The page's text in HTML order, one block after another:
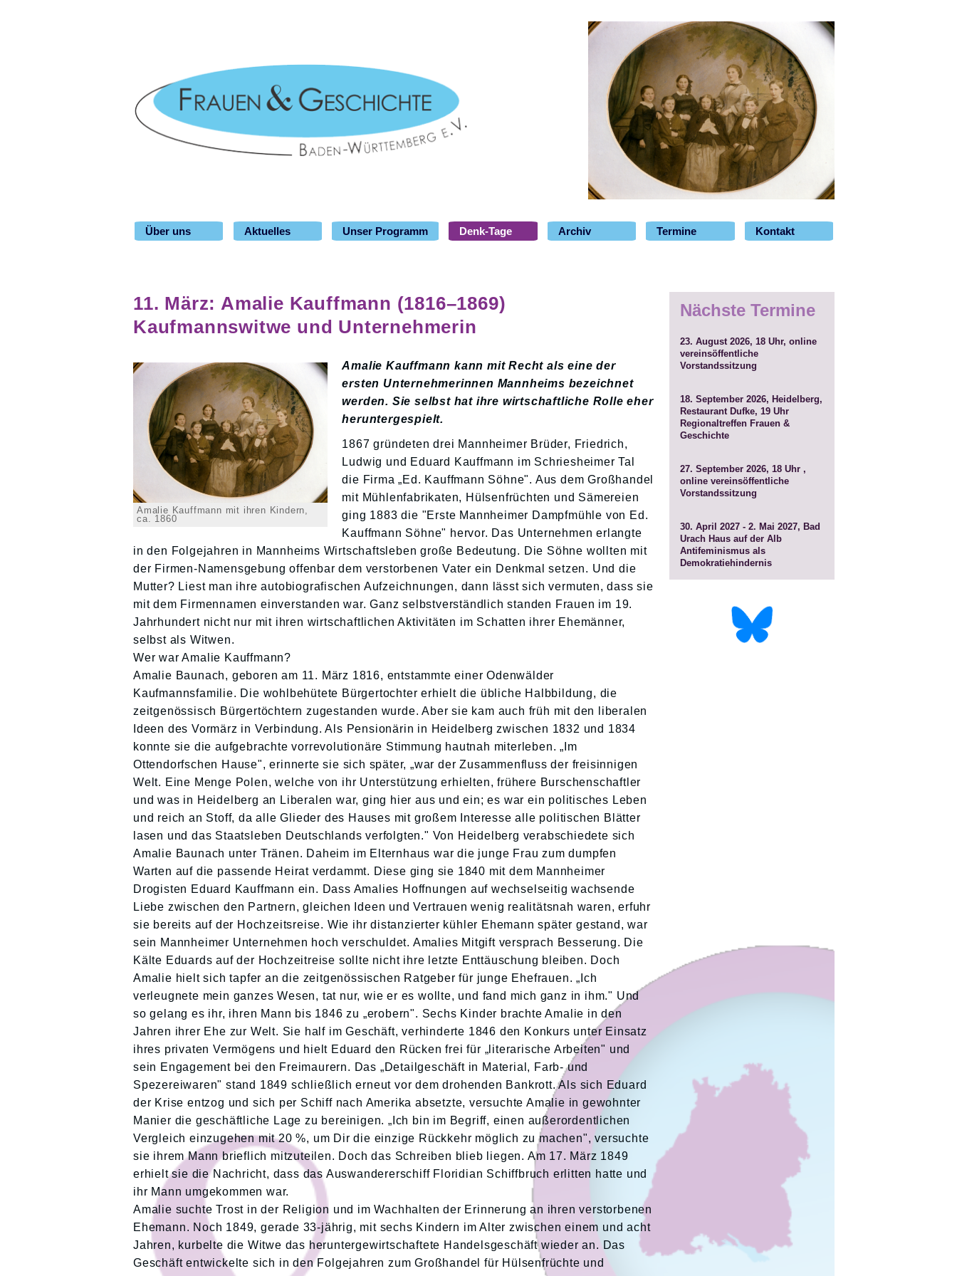
Über uns Aktuelles Unser Programm Denk-Tage Archiv Termine Kontakt
11. März: Amalie Kauffmann (1816–1869)
Kaufmannswitwe und Unternehmerin
Amalie Kauffmann mit ihren Kindern,
ca. 1860
Amalie Kauffmann kann mit Recht als eine der
ersten Unternehmerinnen Mannheims bezeichnet
werden. Sie selbst hat ihre wirtschaftliche Rolle eher
heruntergespielt.
1867 gründeten drei Mannheimer Brüder, Friedrich,
Ludwig und Eduard Kauffmann im Schriesheimer Tal
die Firma „Ed. Kauffmann Söhne". Aus dem Großhandel
mit Mühlenfabrikaten, Hülsenfrüchten und Sämereien
ging 1883 die "Erste Mannheimer Dampfmühle von Ed.
Kauffmann Söhne" hervor. Das Unternehmen erlangte
in den Folgejahren in Mannheims Wirtschaftsleben große Bedeutung. Die Söhne wollten mit
der Firmen-Namensgebung offenbar dem verstorbenen Vater ein Denkmal setzen. Und die
Mutter? Liest man ihre autobiografischen Aufzeichnungen, dann lässt sich vermuten, dass sie
mit dem Firmennamen einverstanden war. Ganz selbstverständlich standen Frauen im 19.
Jahrhundert nicht nur mit ihren wirtschaftlichen Aktivitäten im Schatten ihrer Ehemänner,
selbst als Witwen.
Wer war Amalie Kauffmann?
Amalie Baunach, geboren am 11. März 1816, entstammte einer Odenwälder
Kaufmannsfamilie. Die wohlbehütete Bürgertochter erhielt die übliche Halbbildung, die
zeitgenössisch Bürgertöchtern zugestanden wurde. Aber sie kam auch früh mit den liberalen
Ideen des Vormärz in Verbindung. Als Pensionärin in Heidelberg zwischen 1832 und 1834
konnte sie die aufgebrachte vorrevolutionäre Stimmung hautnah miterleben. „Im
Ottendorfschen Hause", erinnerte sie sich später, „war der Zusammenfluss der freisinnigen
Welt. Eine Menge Polen, welche von ihr Unterstützung erhielten, frühere Burschenschaftler
und was in Heidelberg an Liberalen war, ging hier aus und ein; es war ein politisches Leben
und reich an Stoff, da alle Glieder des Hauses mit großem Interesse alle politischen Blätter
lasen und das Staatsleben Deutschlands verfolgten." Von Heidelberg verabschiedete sich
Amalie Baunach unter Tränen. Daheim im Elternhaus war die junge Frau zum dumpfen
Warten auf die passende Heirat verdammt. Diese ging sie 1840 mit dem Mannheimer
Drogisten Eduard Kauffmann ein. Dass Amalies Hoffnungen auf wechselseitig wachsende
Liebe zwischen den Partnern, gleichen Ideen und Vertrauen wenig realitätsnah waren, erfuhr
sie bereits auf der Hochzeitsreise. Wie ihr distanzierter kühler Ehemann später gestand, war
sein Mannheimer Unternehmen hoch verschuldet. Amalies Mitgift versprach Besserung. Die
Kälte Eduards auf der Hochzeitreise sollte nicht ihre letzte Enttäuschung bleiben. Doch
Amalie hielt sich tapfer an die zeitgenössischen Ratgeber für junge Ehefrauen. „Ich
verleugnete mein ganzes Wesen, tat nur, wie er es wollte, und fand mich ganz in ihm." Und
so gelang es ihr, ihren Mann bis 1846 zu „erobern". Sechs Kinder brachte Amalie in den
Jahren ihrer Ehe zur Welt. Sie half im Geschäft, verhinderte 1846 den Konkurs unter Einsatz
ihres privaten Vermögens und hielt Eduard den Rücken frei für „literarische Arbeiten" und
sein Engagement bei den Freimaurern. Das „Detailgeschäft in Material, Farb- und
Spezereiwaren" stand 1849 schließlich erneut vor dem drohenden Bankrott. Als sich Eduard
der Krise entzog und sich per Schiff nach Amerika absetzte, versuchte Amalie in gewohnter
Manier die geschäftliche Lage zu bereinigen. „Ich bin im Begriff, einen außerordentlichen
Vergleich einzugehen mit 20 %, um Dir die einzige Rückkehr möglich zu machen", versuchte
sie ihrem Mann brieflich mitzuteilen. Doch das Schreiben blieb liegen. Am 17. März 1849
erhielt sie die Nachricht, dass das Auswandererschiff Floridian Schiffbruch erlitten hatte und
ihr Mann umgekommen war.
Amalie suchte Trost in der Religion und im Wachhalten der Erinnerung an ihren verstorbenen
Ehemann. Noch 1849, gerade 33-jährig, mit sechs Kindern im Alter zwischen einem und acht
Jahren, kurbelte die Witwe das heruntergewirtschaftete Handelsgeschäft wieder an. Das
Geschäft entwickelte sich in den Folgejahren zum Großhandel für Hülsenfrüchte und
Nächste Termine
23. August 2026, 18 Uhr, online
vereinsöffentliche
Vorstandssitzung
18. September 2026, Heidelberg,
Restaurant Dufke, 19 Uhr
Regionaltreffen Frauen &
Geschichte
27. September 2026, 18 Uhr ,
online vereinsöffentliche
Vorstandssitzung
30. April 2027 - 2. Mai 2027, Bad
Urach Haus auf der Alb
Antifeminismus als
Demokratiehindernis